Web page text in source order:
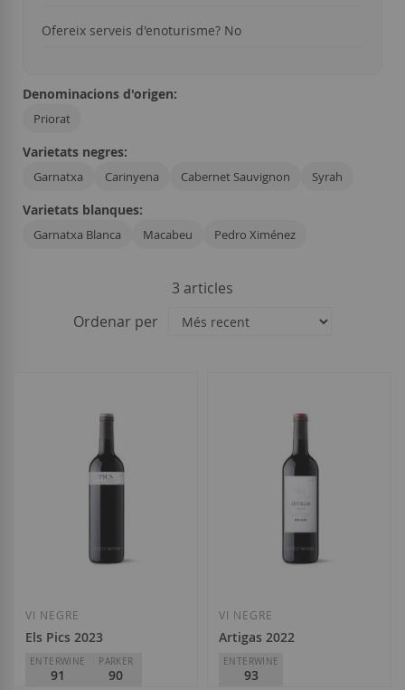
Ofereix serveis d'enoturisme? No
Denominacions d'origen:
Priorat
Varietats negres:
Garnatxa Carinyena Cabernet Sauvignon Syrah
Varietats blanques:
Garnatxa Blanca Macabeu Pedro Ximénez
3 articles
Ordenar per
VI NEGRE
Els Pics 2023
ENTERWINE
91
PARKER
90
VI NEGRE
Artigas 2022
ENTERWINE
93